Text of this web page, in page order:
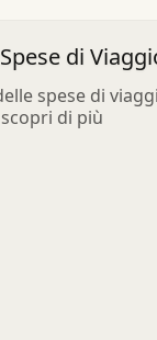
di
spese di
di più